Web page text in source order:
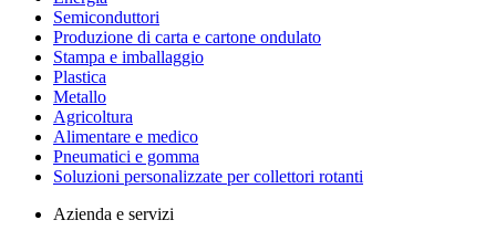
Semiconduttori
Produzione di carta e cartone ondulato
Stampa e imballaggio
Plastica
Metallo
Agricoltura
Alimentare e medico
Pneumatici e gomma
Soluzioni personalizzate per collettori rotanti
Azienda e servizi